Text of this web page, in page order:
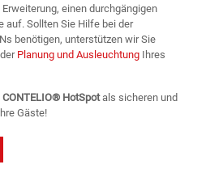
einen durchgängigen
auf. Sollten Sie Hilfe bei der
benötigen, unterstützen wir Sie
Planung und Ausleuchtung Ihres
CONTELIO® HotSpotals sicheren und
Gäste!